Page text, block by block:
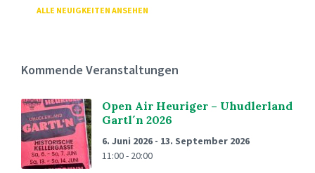
ALLE NEUIGKEITEN ANSEHEN
Kommende Veranstaltungen
Open Air Heuriger – Uhudlerland
Gartl´n 2026
6. Juni 2026 - 13. September 2026
11:00 - 20:00